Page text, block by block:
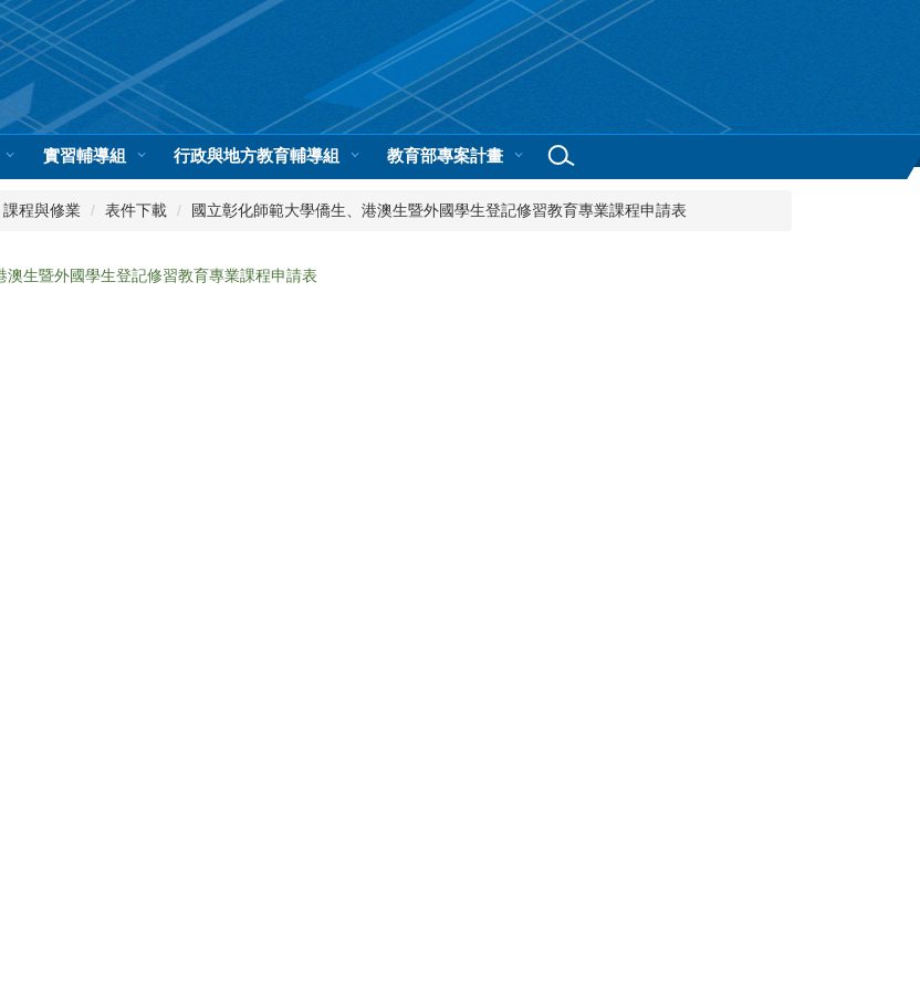
實習輔導組 行政與地方教育輔導組 教育部專案計畫
課程與修業 表件下載 國立彰化師範大學僑生、港澳生暨外國學生登記修習教育專業課程申請表
澳生暨外國學生登記修習教育專業課程申請表